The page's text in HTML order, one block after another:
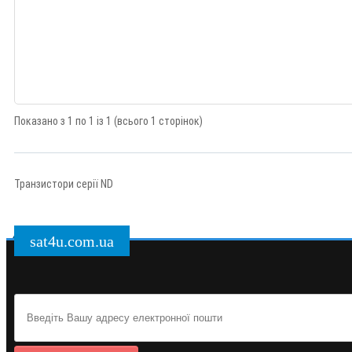
Показано з 1 по 1 із 1 (всього 1 сторінок)
Транзистори серії ND
sat4u.com.ua